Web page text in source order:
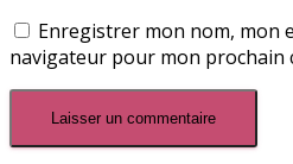
Enregistrer mon nom, mon
navigateur pour mon prochain